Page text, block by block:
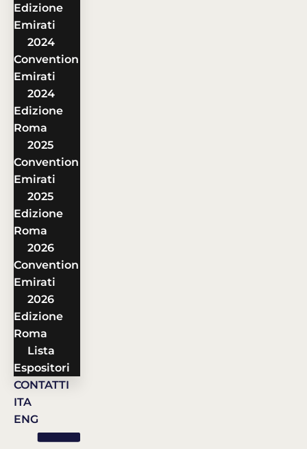
Edizione
Emirati
2024
Convention
Emirati
2024
Edizione
Roma
2025
Convention
Emirati
2025
Edizione
Roma
2026
Convention
Emirati
2026
Edizione
Roma
Lista
Espositori
CONTATTI
ITA
ENG